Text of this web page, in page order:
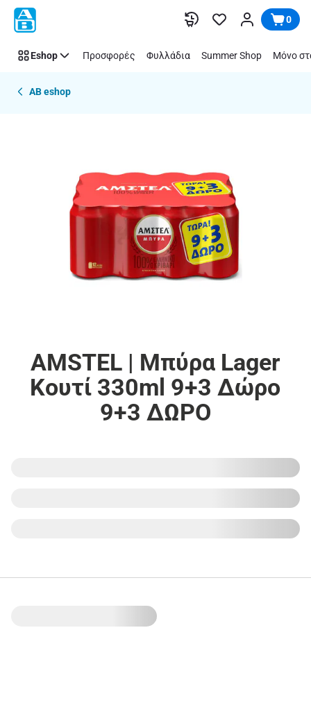
Παράλειψη 0
Eshop Προσφορές Φυλλάδια Summer Shop Μόνο
AB eshop
AMSTEL | Μπύρα Lager
Κουτί 330ml 9+3 Δώρο
9+3 ΔΩΡΟ